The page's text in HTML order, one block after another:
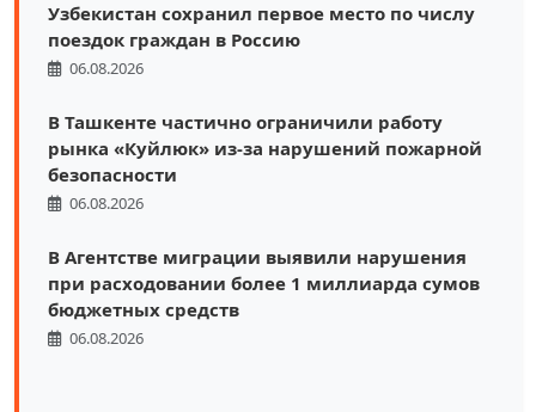
Узбекистан сохранил первое место по числу
поездок граждан в Россию
06.08.2026
В Ташкенте частично ограничили работу
рынка «Куйлюк» из-за нарушений пожарной
безопасности
06.08.2026
В Агентстве миграции выявили нарушения
при расходовании более 1 миллиарда сумов
бюджетных средств
06.08.2026